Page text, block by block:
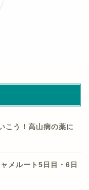
こう！高山病の薬に
メルート5日目・6日